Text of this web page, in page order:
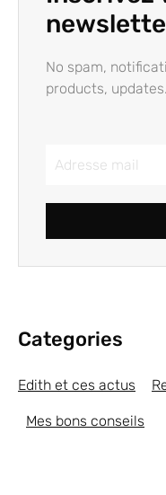
No spam,
products, updates.
Categories
Edith et ces actus
Mes bons conseils